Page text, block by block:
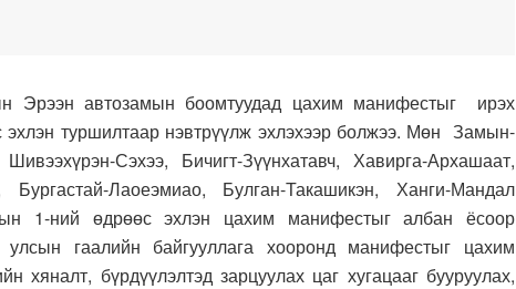
Эрээн автозамын боомтуудад цахим манифестыг ирэх
туршилтаар нэвтрүүлж эхлэхээр болжээ. Мөн Замын-
Сэхээ, Бичигт-Зүүнхатавч, Хавирга-Архашаат,
Лаоеэмиао, Булган-Такашикэн, Ханги-Мандал
1-ний өдрөөс эхлэн цахим манифестыг албан ёсоор
гаалийн байгууллага хооронд манифестыг цахим
хяналт, бүрдүүлэлтэд зарцуулах цаг хугацааг бууруулах,